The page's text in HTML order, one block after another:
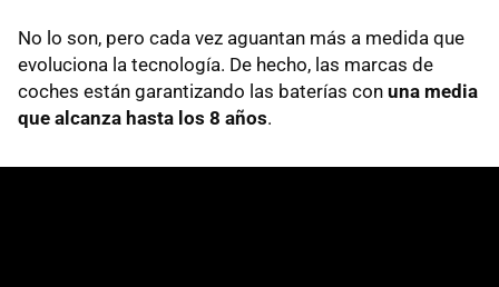
No lo son, pero cada vez aguantan más a medida que
evoluciona la tecnología. De hecho, las marcas de
coches están garantizando las baterías con una media
que alcanza hasta los 8 años.